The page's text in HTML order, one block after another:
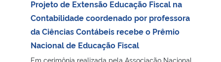
Ministério do Desenvolvimento Regional
Controladoria-Geral da União
Ministério da Mulher, da Família e dos Direitos Humanos
Projeto de Extensão Educação Fiscal na
Contabilidade coordenado por professora
da Ciências Contábeis recebe o Prêmio
Nacional de Educação Fiscal
Em cerimônia realizada pela Associação Nacional